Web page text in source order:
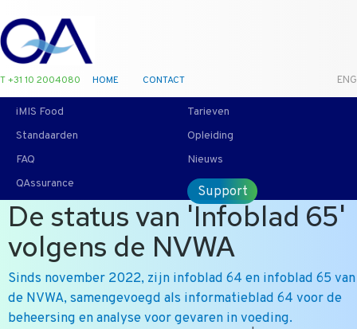
T +31 10 2004080 HOME CONTACT ENG
iMIS Food
Tarieven
Standaarden
Opleiding
FAQ
Nieuws
QAssurance
Support
De status van 'Infoblad 65'
volgens de NVWA
Sinds november 2022, zijn infoblad 64 en infoblad 65 van
de NVWA, samengevoegd als informatieblad 64 voor de
beheersing en analyse voor gevaren in voeding.